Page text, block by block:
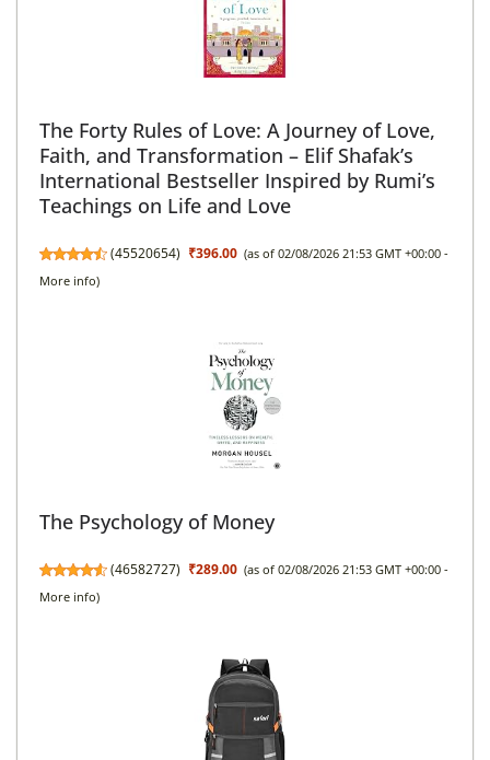
The Forty Rules of Love: A Journey of Love,
Faith, and Transformation – Elif Shafak’s
International Bestseller Inspired by Rumi’s
Teachings on Life and Love
(45520654) ₹396.00 (as of 02/08/2026 21:53 GMT +00:00 -
More info)
The Psychology of Money
(46582727) ₹289.00 (as of 02/08/2026 21:53 GMT +00:00 -
More info)